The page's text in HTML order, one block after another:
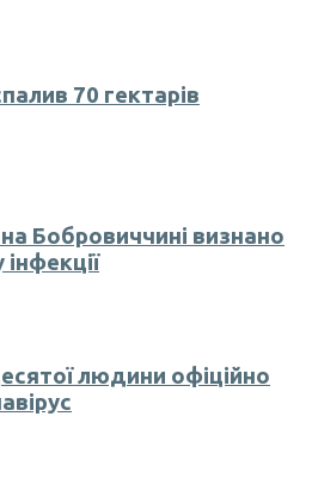
70 гектарів
Бобровиччині визнано
людини офіційно